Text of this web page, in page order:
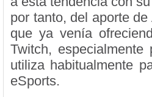
por tanto, del aporte
que ya venía
Twitch,
utiliza habitualmente
eSports.